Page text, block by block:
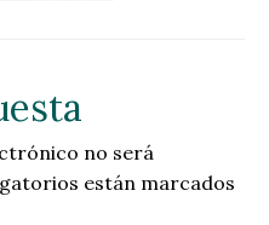
no será
están marcados